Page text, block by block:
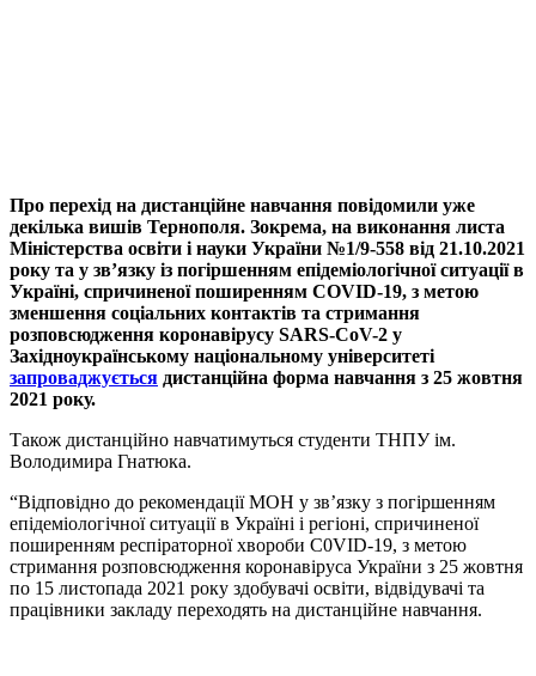
Про перехід на дистанційне навчання повідомили уже
декілька вишів Тернополя. Зокрема, на виконання листа
Міністерства освіти і науки України №1/9-558 від 21.10.2021
року та у зв’язку із погіршенням епідеміологічної ситуації в
Україні, спричиненої поширенням COVID-19, з метою
зменшення соціальних контактів та стримання
розповсюдження коронавірусу SARS-CoV-2 у
Західноукраїнському національному університеті
запроваджується дистанційна форма навчання з 25 жовтня
2021 року.
Також дистанційно навчатимуться студенти ТНПУ ім.
Володимира Гнатюка.
“Відповідно до рекомендації МОН у зв’язку з погіршенням
епідеміологічної ситуації в Україні і регіоні, спричиненої
поширенням респіраторної хвороби C0VID-19, з метою
стримання розповсюдження коронавіруса України з 25 жовтня
по 15 листопада 2021 року здобувачі освіти, відвідувачі та
працівники закладу переходять на дистанційне навчання.